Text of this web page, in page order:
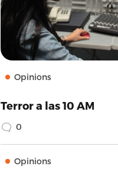
Opinions
Terror a las 10 AM
0
Opinions